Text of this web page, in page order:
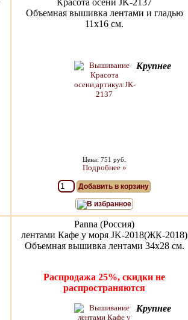
Красота осени JK-2137
Объемная вышивка лентами и гладью
11х16 см.
Крупнее
Цена: 751 руб.
Подробнее »
Добавить в корзину
В избранное
Panna (Россия)
лентами Кафе у моря JK-2018(ЖК-2018)
Объемная вышивка лентами 34х28 см.
Распродажа 25%, скидки не
распространяются
Крупнее